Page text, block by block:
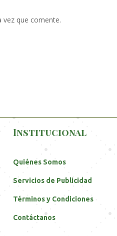
que comente.
Institucional
Quiénes Somos
Servicios de Publicidad
Términos y Condiciones
Contáctanos